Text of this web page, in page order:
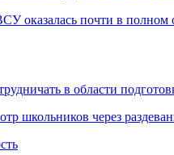
оказалась почти в полном
в области
школьников через